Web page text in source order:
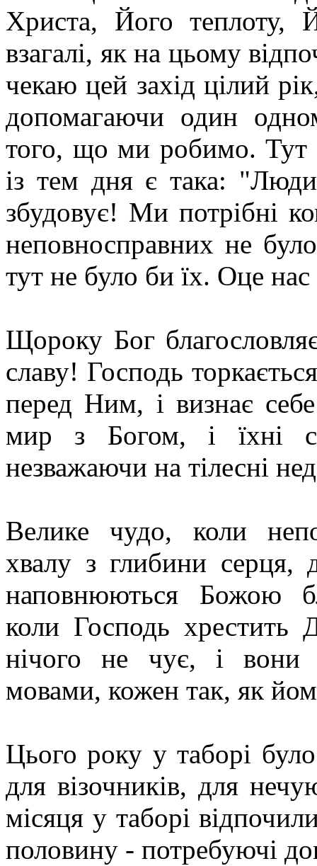
Христа, Його теплоту,
взагалі, як на цьому
чекаю цей захід цілий
допомагаючи один
того, що ми робимо. Тут
із тем дня є така:
збудовує! Ми потрібні
неповносправних не
тут не було би їх. Оце
Щороку Бог
славу! Господь
перед Ним, і визнає
мир з Богом, і їхні
незважаючи на тілесні
Велике чудо, коли
хвалу з глибини серця,
наповнюються Божою
коли Господь хрестить
нічого не чує, і вони
мовами, кожен так, як
Цього року у таборі
для візочників, для
місяця у таборі
половину - потребуючі